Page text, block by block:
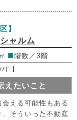
】
ャルム
■階数／3階
日】
えたいこと
える可能性もある
そういった不動産